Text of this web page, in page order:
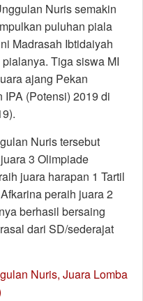
Nuris semakin
puluhan piala
Madrasah Ibtidaiyah
Tiga siswa MI
ajang Pekan
IPA (Potensi) 2019 di
Nuris tersebut
3 Olimpiade
juara harapan 1 Tartil
peraih juara 2
berhasil bersaing
dari SD/sederajat
Nuris, Juara Lomba